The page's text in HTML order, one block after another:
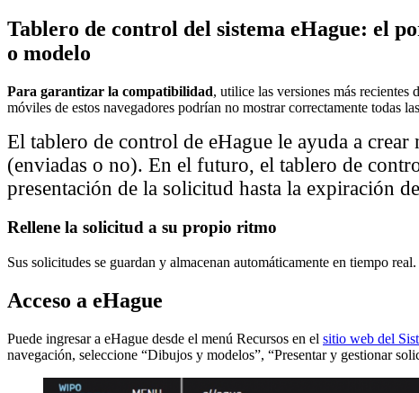
Tablero de control del sistema eHague: el
o modelo
Para garantizar la compatibilidad, utilice las versiones más
móviles de estos navegadores podrían no mostrar correctamente todas
El tablero de control de eHague le ayuda a
(enviadas o no). En el futuro, el tablero de
presentación de la solicitud hasta la expiración
Rellene la solicitud a su propio ritmo
Sus solicitudes se guardan y almacenan automáticamente en tiempo
Acceso a eHague
Puede ingresar a eHague desde el menú Recursos en el sitio web del
navegación, seleccione “Dibujos y modelos”, “Presentar y gestionar